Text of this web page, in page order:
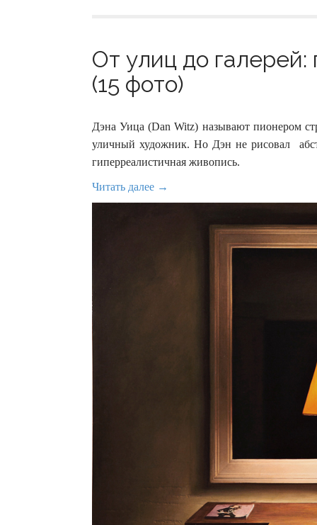
От улиц до
(15 фото)
Дэна Уица (Dan Witz) называют пионером
уличный художник. Но Дэн не рисовал
гиперреалистичная живопись.
Читать далее →